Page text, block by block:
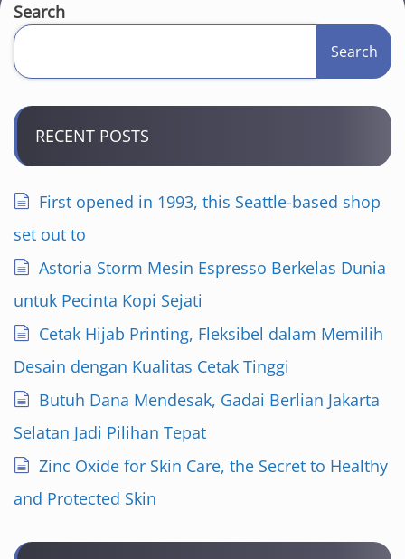
Search
Search
RECENT POSTS
First opened in 1993, this Seattle-based shop
set out to
Astoria Storm Mesin Espresso Berkelas Dunia
untuk Pecinta Kopi Sejati
Cetak Hijab Printing, Fleksibel dalam Memilih
Desain dengan Kualitas Cetak Tinggi
Butuh Dana Mendesak, Gadai Berlian Jakarta
Selatan Jadi Pilihan Tepat
Zinc Oxide for Skin Care, the Secret to Healthy
and Protected Skin